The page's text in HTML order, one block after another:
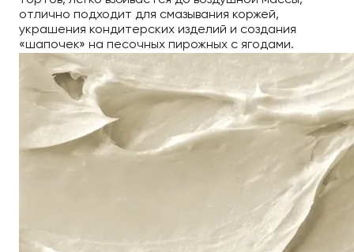
отлично подходит для смазывания коржей,
украшения кондитерских изделий и создания
«шапочек» на песочных пирожных с ягодами.